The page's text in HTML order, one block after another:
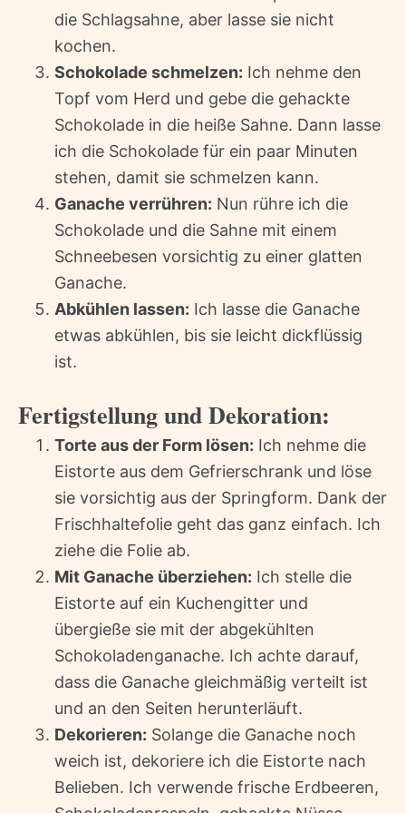
die Schlagsahne, aber lasse sie nicht
kochen.
Schokolade schmelzen: Ich nehme den
Topf vom Herd und gebe die gehackte
Schokolade in die heiße Sahne. Dann lasse
ich die Schokolade für ein paar Minuten
stehen, damit sie schmelzen kann.
Ganache verrühren: Nun rühre ich die
Schokolade und die Sahne mit einem
Schneebesen vorsichtig zu einer glatten
Ganache.
Abkühlen lassen: Ich lasse die Ganache
etwas abkühlen, bis sie leicht dickflüssig
ist.
Fertigstellung und Dekoration:
Torte aus der Form lösen: Ich nehme die
Eistorte aus dem Gefrierschrank und löse
sie vorsichtig aus der Springform. Dank der
Frischhaltefolie geht das ganz einfach. Ich
ziehe die Folie ab.
Mit Ganache überziehen: Ich stelle die
Eistorte auf ein Kuchengitter und
übergieße sie mit der abgekühlten
Schokoladenganache. Ich achte darauf,
dass die Ganache gleichmäßig verteilt ist
und an den Seiten herunterläuft.
Dekorieren: Solange die Ganache noch
weich ist, dekoriere ich die Eistorte nach
Belieben. Ich verwende frische Erdbeeren,